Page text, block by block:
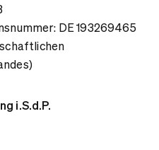
DE 193269465
i.S.d.P.